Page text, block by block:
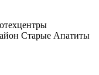
Старые Апатиты